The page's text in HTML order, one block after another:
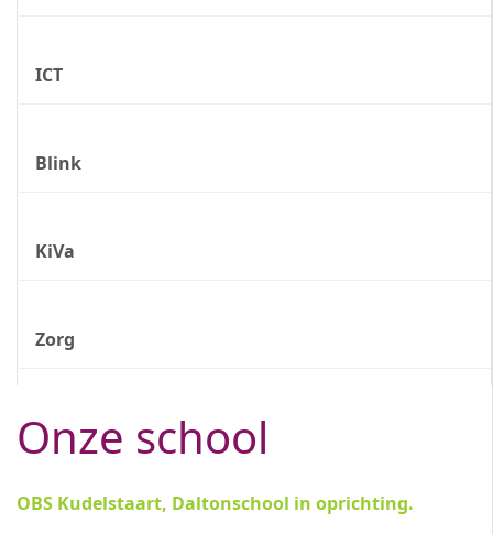
ICT
Blink
KiVa
Zorg
Onze school
OBS Kudelstaart, Daltonschool in oprichting.